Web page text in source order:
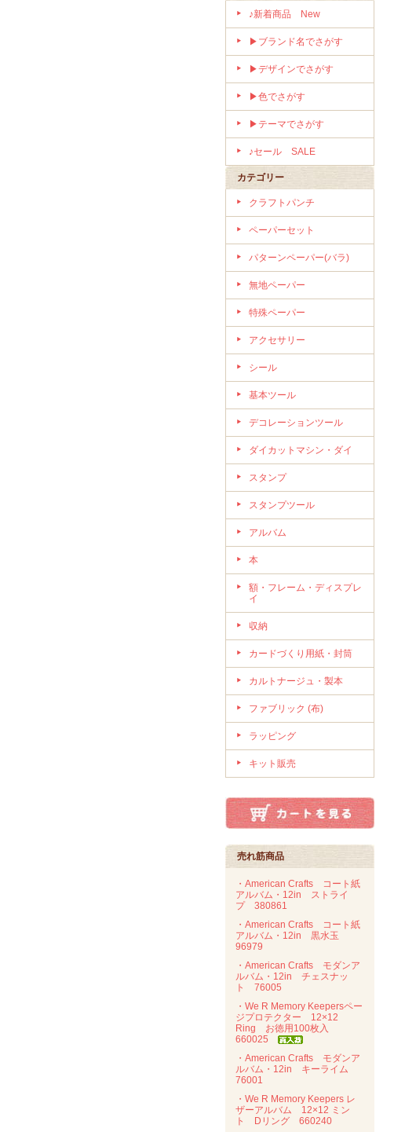
♪新着商品 New
▶ブランド名でさがす
▶デザインでさがす
▶色でさがす
▶テーマでさがす
♪セール SALE
カテゴリー
クラフトパンチ
ペーパーセット
パターンペーパー(バラ)
無地ペーパー
特殊ペーパー
アクセサリー
シール
基本ツール
デコレーションツール
ダイカットマシン・ダイ
スタンプ
スタンプツール
アルバム
本
額・フレーム・ディスプレ
イ
収納
カードづくり用紙・封筒
カルトナージュ・製本
ファブリック (布)
ラッピング
キット販売
売れ筋商品
・American Crafts コート紙
アルバム・12in ストライ
プ 380861
・American Crafts コート紙
アルバム・12in 黒水玉
96979
・American Crafts モダンア
ルバム・12in チェスナッ
ト 76005
・We R Memory Keepersペー
ジプロテクター 12×12
Ring お徳用100枚入
660025
・American Crafts モダンア
ルバム・12in キーライム
76001
・We R Memory Keepers レ
ザーアルバム 12×12 ミン
ト Dリング 660240